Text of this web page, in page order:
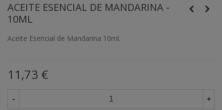
ACEITE ESENCIAL DE MANDARINA -
10ML
Aceite Esencial de Mandarina 10ml.
11,73 €
- +